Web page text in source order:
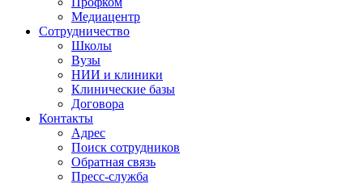
Медиацентр
Сотрудничество
Школы
Вузы
НИИ и клиники
Клинические базы
Договора
Контакты
Адрес
Поиск сотрудников
Обратная связь
Пресс-служба